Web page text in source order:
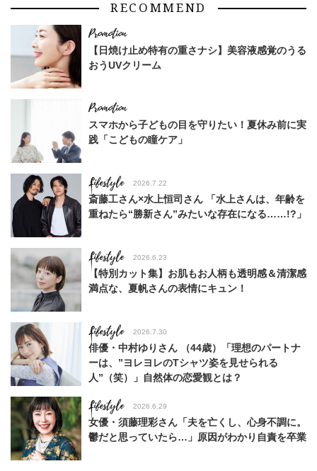
RECOMMEND
【日焼け止め特有の重さナシ】美容液感覚のうる
おうUVクリーム
スマホから子どもの目を守りたい！夏休み前に実
践「こどもの瞳ケア」
Lifestyle 2026.7.22
斎藤工さん×水上恒司さん 「水上さんは、年齢を
重ねたら“勝新さん”みたいな存在になる……!?」
Lifestyle 2026.6.23
【特別カット集】お肌もお人柄も透明感＆清潔感
満点な、夏帆さんの表情にキュン！
Lifestyle 2026.7.30
俳優・中村ゆりさん （44歳）「理想のパートナ
ーは、”ヨレヨレのTシャツ姿を見せられる
人”（笑）」自然体の恋愛観とは？
Lifestyle 2026.6.29
女優・須藤理彩さん「夫を亡くし、心身不調に。
鬱だと思っていたら…」原因がわかり自責を卒業